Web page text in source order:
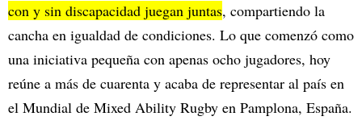
con y sin discapacidad juegan juntas, compartiendo la
cancha en igualdad de condiciones. Lo que comenzó como
una iniciativa pequeña con apenas ocho jugadores, hoy
reúne a más de cuarenta y acaba de representar al país en
el Mundial de Mixed Ability Rugby en Pamplona, España.